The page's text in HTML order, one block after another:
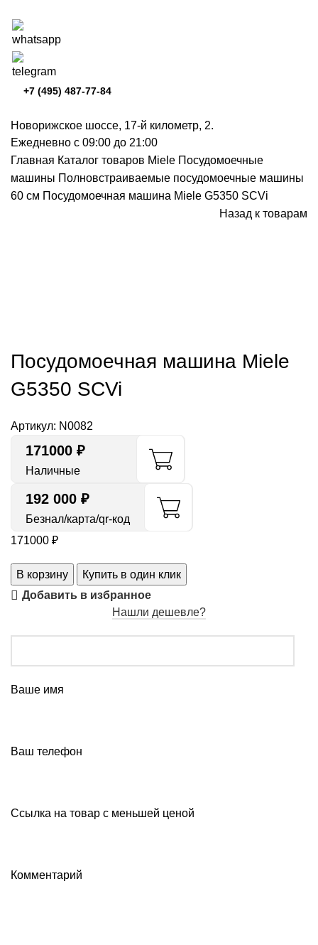
+7 (495) 487-77-84
Новорижское шоссе, 17-й километр, 2.
Ежедневно с 09:00 до 21:00
Главная Каталог товаров Miele Посудомоечные
машины Полновстраиваемые посудомоечные машины
60 см Посудомоечная машина Miele G5350 SCVi
Назад к товарам
Посудомоечная машина Miele
G5350 SCVi
Артикул: N0082
171000 ₽
Наличные
192 000 ₽
Безнал/карта/qr-код
171000 ₽
В корзину
Купить в один клик
Добавить в избранное
Нашли дешевле?
Ваше имя
Ваш телефон
Ссылка на товар с меньшей ценой
Комментарий